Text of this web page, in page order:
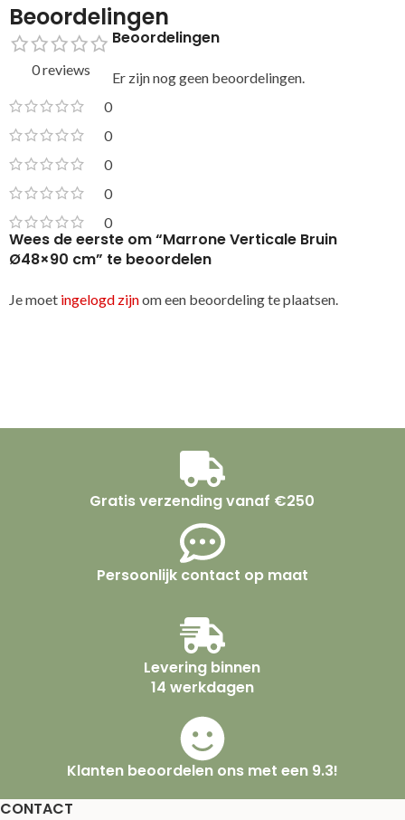
Beoordelingen
0 reviews
0
0
0
0
0
Beoordelingen
Er zijn nog geen beoordelingen.
Wees de eerste om “Marrone Verticale Bruin
Ø48×90 cm” te beoordelen
Je moet ingelogd zijnom een beoordeling te plaatsen.
Gratis verzending vanaf €250
Persoonlijk contact op maat
Levering binnen
14 werkdagen
Klanten beoordelen ons met een 9.3!
CONTACT